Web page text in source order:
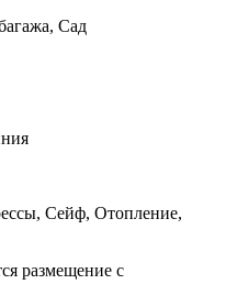
Сад
Сейф, Отопление,
размещение с